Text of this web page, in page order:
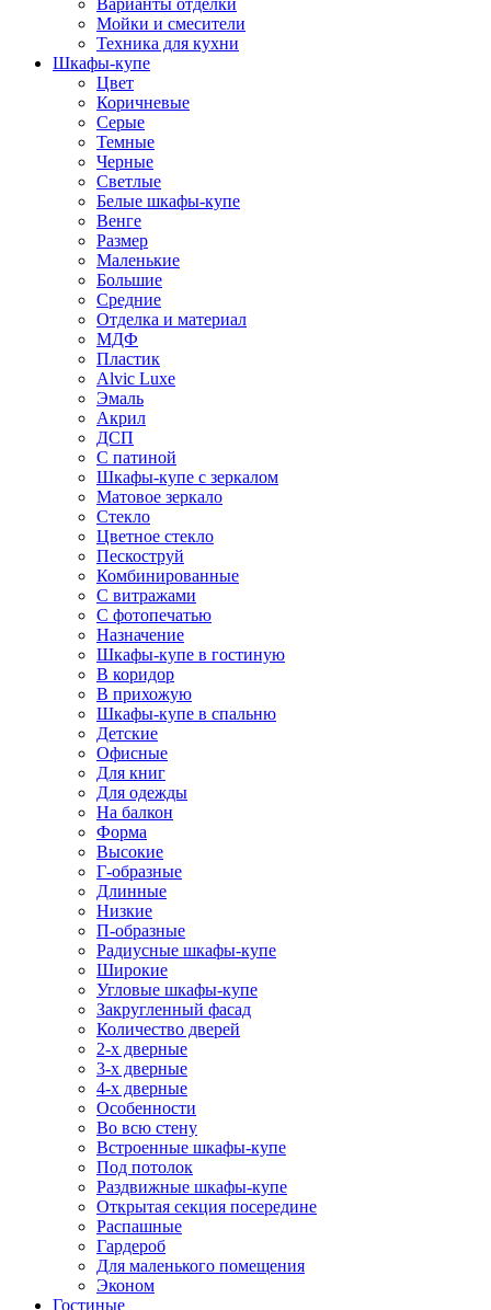
Варианты отделки
Мойки и смесители
Техника для кухни
Шкафы-купе
Цвет
Коричневые
Серые
Темные
Черные
Светлые
Белые шкафы-купе
Венге
Размер
Маленькие
Большие
Средние
Отделка и материал
МДФ
Пластик
Alvic Luxe
Эмаль
Акрил
ДСП
С патиной
Шкафы-купе с зеркалом
Матовое зеркало
Стекло
Цветное стекло
Пескоструй
Комбинированные
С витражами
С фотопечатью
Назначение
Шкафы-купе в гостиную
В коридор
В прихожую
Шкафы-купе в спальню
Детские
Офисные
Для книг
Для одежды
На балкон
Форма
Высокие
Г-образные
Длинные
Низкие
П-образные
Радиусные шкафы-купе
Широкие
Угловые шкафы-купе
Закругленный фасад
Количество дверей
2-х дверные
3-х дверные
4-х дверные
Особенности
Во всю стену
Встроенные шкафы-купе
Под потолок
Раздвижные шкафы-купе
Открытая секция посередине
Распашные
Гардероб
Для маленького помещения
Эконом
Гостиные